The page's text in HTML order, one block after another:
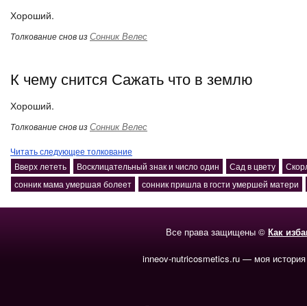
Хороший.
Толкование снов изСонник Велес
К чему снится Сажать что в землю
Хороший.
Толкование снов изСонник Велес
Читать следующее толкование
Вверх лететь
Восклицательный знак и число один Сад в цвету
сонник мама умершая болеет
сонник пришла в гости умершей матери
Все права защищены © Как
inneov-nutricosmetics.ru — моя